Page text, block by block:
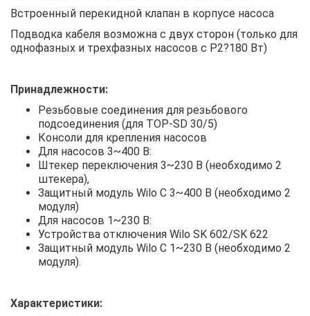
Встроенный перекидной клапан в корпусе насоса
Подводка кабеля возможна с двух сторон (только для
однофазных и трехфазных насосов с P2?180 Вт)
Принадлежности:
Резьбовые соединения для резьбового
подсоединения (для TOP-SD 30/5)
Консоли для крепления насосов
Для насосов 3~400 В:
Штекер переключения 3~230 В (необходимо 2
штекера),
Защитный модуль Wilo C 3~400 В (необходимо 2
модуля)
Для насосов 1~230 В:
Устройства отключения Wilo SK 602/SK 622
Защитный модуль Wilo C 1~230 В (необходимо 2
модуля).
Характеристики: